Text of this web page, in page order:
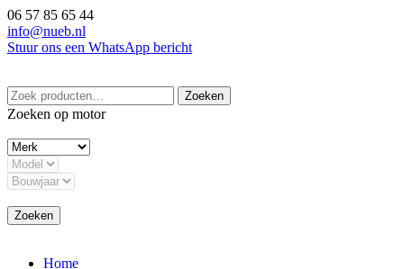
Ga
naar
de
06 57 85 65 44
info@nueb.nl
Stuur ons een WhatsApp bericht
Zoeken
naar:
Zoeken
Zoeken op motor
Zoeken
Home